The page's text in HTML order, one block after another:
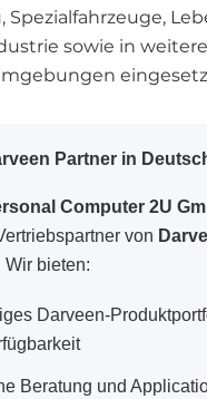
Spezialfahrzeuge,
sowie in
Partner in
Computer 2U
von
Wir bieten:
Darveen-
Beratung und